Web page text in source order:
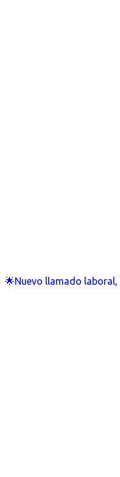
🌟Nuevo llamado laboral,